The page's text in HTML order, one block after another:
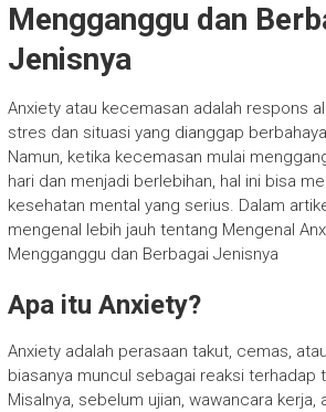
Mengganggu dan
Jenisnya
Anxiety atau kecemasan adalah respons
stres dan situasi yang dianggap
Namun, ketika kecemasan mulai
hari dan menjadi berlebihan, hal ini bisa
kesehatan mental yang serius. Dalam
mengenal lebih jauh tentang Mengenal
Mengganggu dan Berbagai Jenisnya
Apa itu Anxiety?
Anxiety adalah perasaan takut, cemas,
biasanya muncul sebagai reaksi terhadap
Misalnya, sebelum ujian, wawancara kerja,